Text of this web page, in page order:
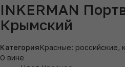
INKERMAN
Крымский
КатегорияКрасные: российские,
О вине